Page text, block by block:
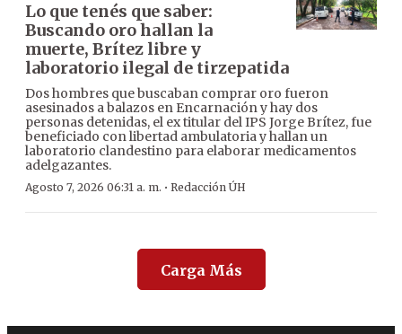
Lo que tenés que saber:
Buscando oro hallan la
muerte, Brítez libre y
laboratorio ilegal de tirzepatida
Dos hombres que buscaban comprar oro fueron
asesinados a balazos en Encarnación y hay dos
personas detenidas, el ex titular del IPS Jorge Brítez, fue
beneficiado con libertad ambulatoria y hallan un
laboratorio clandestino para elaborar medicamentos
adelgazantes.
Agosto 7, 2026 06:31 a. m. · Redacción ÚH
Carga Más